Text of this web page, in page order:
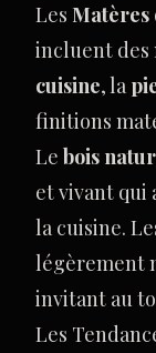
Les Matères
incluent des
cuisine, la
finitions
Le bois
et vivant qui
la cuisine.
légèrement
invitant au
Les